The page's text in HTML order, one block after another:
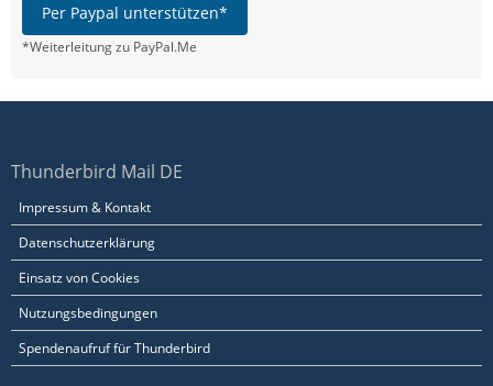
Per Paypal unterstützen*
*Weiterleitung zu PayPal.Me
Thunderbird Mail DE
Impressum & Kontakt
Datenschutzerklärung
Einsatz von Cookies
Nutzungsbedingungen
Spendenaufruf für Thunderbird